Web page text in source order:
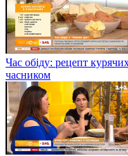
Час обіду: рецепт
часником